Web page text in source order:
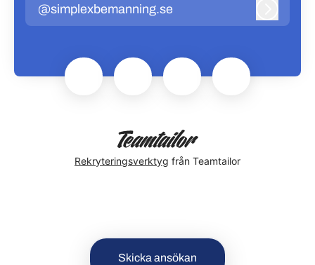
Skicka ansökan
@simplexbemanning.se
Rekryteringsverktyg från Teamtailor